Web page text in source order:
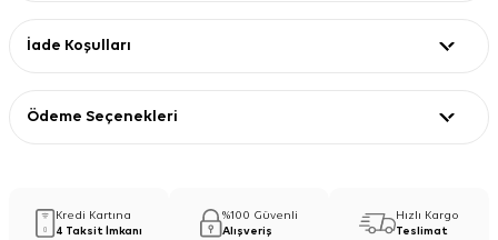
İade Koşulları
Ödeme Seçenekleri
Kredi Kartına
4 Taksit İmkanı
%100 Güvenli
Alışveriş
Hızlı Kargo
Teslimat